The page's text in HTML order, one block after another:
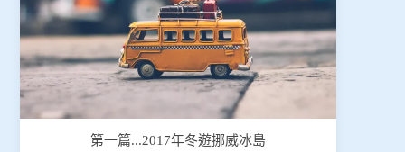
第一篇...2017年冬遊挪威冰島